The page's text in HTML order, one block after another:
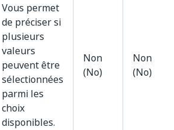
Vous permet
de préciser si
plusieurs
valeurs
peuvent être
sélectionnées
parmi les
choix
disponibles.
Non
(No)
Non
(No)